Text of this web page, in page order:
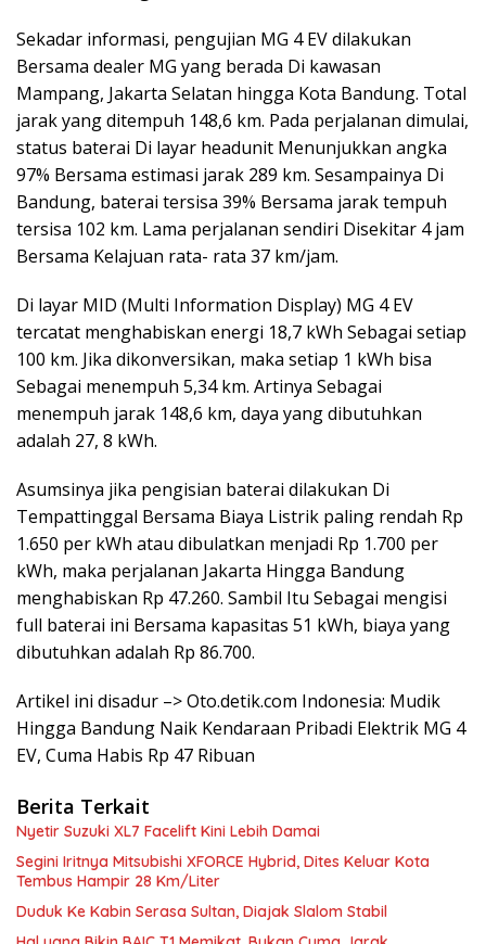
Sekadar informasi, pengujian MG 4 EV dilakukan
Bersama dealer MG yang berada Di kawasan
Mampang, Jakarta Selatan hingga Kota Bandung. Total
jarak yang ditempuh 148,6 km. Pada perjalanan dimulai,
status baterai Di layar headunit Menunjukkan angka
97% Bersama estimasi jarak 289 km. Sesampainya Di
Bandung, baterai tersisa 39% Bersama jarak tempuh
tersisa 102 km. Lama perjalanan sendiri Disekitar 4 jam
Bersama Kelajuan rata- rata 37 km/jam.
Di layar MID (Multi Information Display) MG 4 EV
tercatat menghabiskan energi 18,7 kWh Sebagai setiap
100 km. Jika dikonversikan, maka setiap 1 kWh bisa
Sebagai menempuh 5,34 km. Artinya Sebagai
menempuh jarak 148,6 km, daya yang dibutuhkan
adalah 27, 8 kWh.
Asumsinya jika pengisian baterai dilakukan Di
Tempattinggal Bersama Biaya Listrik paling rendah Rp
1.650 per kWh atau dibulatkan menjadi Rp 1.700 per
kWh, maka perjalanan Jakarta Hingga Bandung
menghabiskan Rp 47.260. Sambil Itu Sebagai mengisi
full baterai ini Bersama kapasitas 51 kWh, biaya yang
dibutuhkan adalah Rp 86.700.
Artikel ini disadur –> Oto.detik.com Indonesia: Mudik
Hingga Bandung Naik Kendaraan Pribadi Elektrik MG 4
EV, Cuma Habis Rp 47 Ribuan
Berita Terkait
Nyetir Suzuki XL7 Facelift Kini Lebih Damai
Segini Iritnya Mitsubishi XFORCE Hybrid, Dites Keluar Kota
Tembus Hampir 28 Km/Liter
Duduk Ke Kabin Serasa Sultan, Diajak Slalom Stabil